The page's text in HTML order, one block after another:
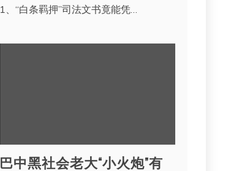
1、“白条羁押”司法文书竟能凭…
巴中黑社会老大“小火炮”有